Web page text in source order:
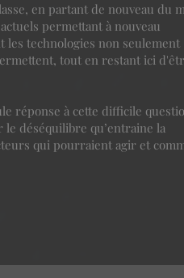
en partant de nouveau du
permettant à nouveau
les technologies non seulement
tout en restant ici
réponse à cette difficile
déséquilibre qu’entraine la
qui pourraient agir et